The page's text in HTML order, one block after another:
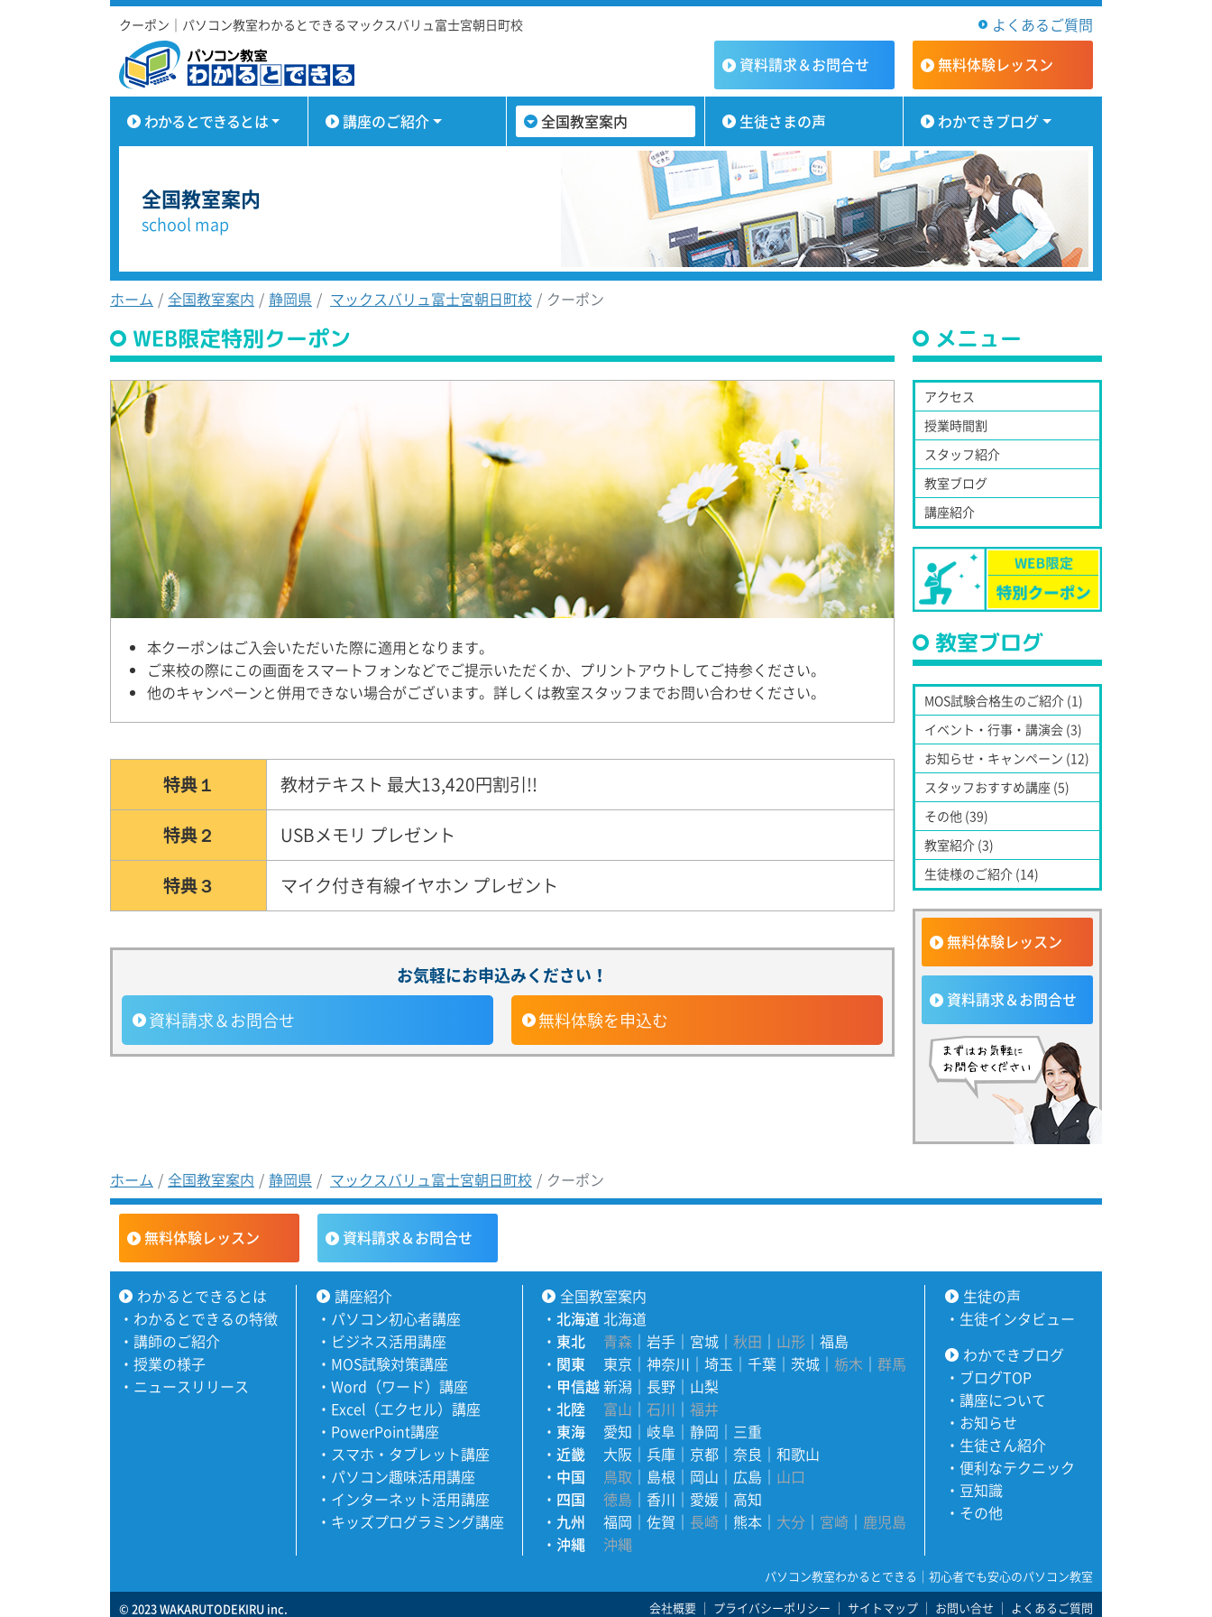
クーポン｜パソコン教室わかるとできるマックスバリュ富士宮朝日町校
よくあるご質問
資料請求＆お問合せ 無料体験レッスン
わかるとできるとは 講座のご紹介 全国教室案内 生徒さまの声 わかできブログ
全国教室案内
school map
ホーム 全国教室案内 静岡県 マックスバリュ富士宮朝日町校 クーポン
WEB限定特別クーポン
本クーポンはご入会いただいた際に適用となります。
ご来校の際にこの画面をスマートフォンなどでご提示いただくか、プリントアウトしてご持参ください。
他のキャンペーンと併用できない場合がございます。詳しくは教室スタッフまでお問い合わせください。
特典１
教材テキスト 最大13,420円割引!!
特典２
USBメモリ プレゼント
特典３
マイク付き有線イヤホン プレゼント
お気軽にお申込みください！
資料請求＆お問合せ 無料体験を申込む
メニュー
アクセス
授業時間割
スタッフ紹介
教室ブログ
講座紹介
教室ブログ
MOS試験合格生のご紹介 (1)
イベント・行事・講演会 (3)
お知らせ・キャンペーン (12)
スタッフおすすめ講座 (5)
その他 (39)
教室紹介 (3)
生徒様のご紹介 (14)
無料体験レッスン
資料請求＆お問合せ
ホーム 全国教室案内 静岡県 マックスバリュ富士宮朝日町校 クーポン
無料体験レッスン 資料請求＆お問合せ
わかるとできるとは
・ わかるとできるの特徴
・ 講師のご紹介
・ 授業の様子
・ ニュースリリース
講座紹介
・ パソコン初心者講座
・ ビジネス活用講座
・ MOS試験対策講座
・ Word（ワード）講座
・ Excel（エクセル）講座
・ PowerPoint講座
・ スマホ・タブレット講座
・ パソコン趣味活用講座
・ インターネット活用講座
・ キッズプログラミング講座
全国教室案内
・北海道 北海道
・ 東北 青森 ｜岩手 ｜ 宮城 ｜秋田 ｜ 山形 ｜福島
・ 関東 東京 ｜神奈川 ｜埼玉 ｜千葉 ｜茨城 ｜栃木 ｜群馬
・ 甲信越新潟 ｜ 長野 ｜ 山梨
・北陸 富山 ｜石川 ｜福井
・ 東海 愛知 ｜ 岐阜 ｜静岡 ｜ 三重
・近畿 大阪 ｜ 兵庫 ｜ 京都 ｜奈良 ｜和歌山
・ 中国 鳥取 ｜ 島根 ｜ 岡山 ｜ 広島 ｜ 山口
・ 四国 徳島 ｜ 香川 ｜ 愛媛 ｜ 高知
・ 九州 福岡 ｜佐賀 ｜ 長崎 ｜ 熊本 ｜ 大分 ｜ 宮崎 ｜ 鹿児島
・ 沖縄 沖縄
生徒の声
・ 生徒インタビュー
わかできブログ
・ ブログTOP
・ 講座について
・ お知らせ
・ 生徒さん紹介
・ 便利なテクニック
・ 豆知識
・ その他
パソコン教室わかるとできる｜初心者でも安心のパソコン教室
© 2023 WAKARUTODEKIRU inc.
会社概要 ｜ プライバシーポリシー ｜ サイトマップ ｜ お問い合せ ｜ よくあるご質問